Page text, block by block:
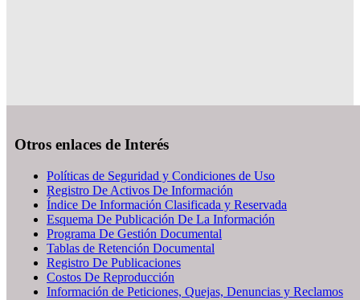
Otros enlaces de Interés
Políticas de Seguridad y Condiciones de Uso
Registro De Activos De Información
Índice De Información Clasificada y Reservada
Esquema De Publicación De La Información
Programa De Gestión Documental
Tablas de Retención Documental
Registro De Publicaciones
Costos De Reproducción
Información de Peticiones, Quejas, Denuncias y Reclamos